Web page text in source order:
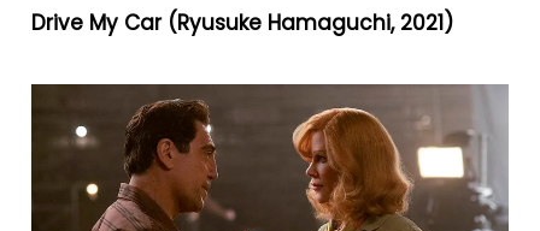
Drive My Car (Ryusuke Hamaguchi, 2021)